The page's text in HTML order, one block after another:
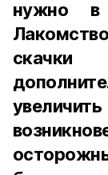
нужно в